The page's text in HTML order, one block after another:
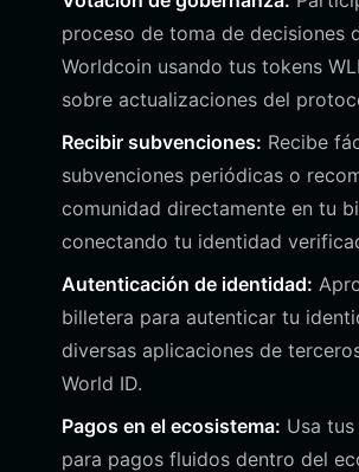
proceso de toma de decisiones
Worldcoin usando tus tokens
sobre actualizaciones del
Recibir subvenciones: Recibe
subvenciones periódicas o
comunidad directamente en tu
conectando tu identidad
Autenticación de identidad:
billetera para autenticar tu
diversas aplicaciones de
World ID.
Pagos en el ecosistema: Usa
para pagos fluidos dentro del